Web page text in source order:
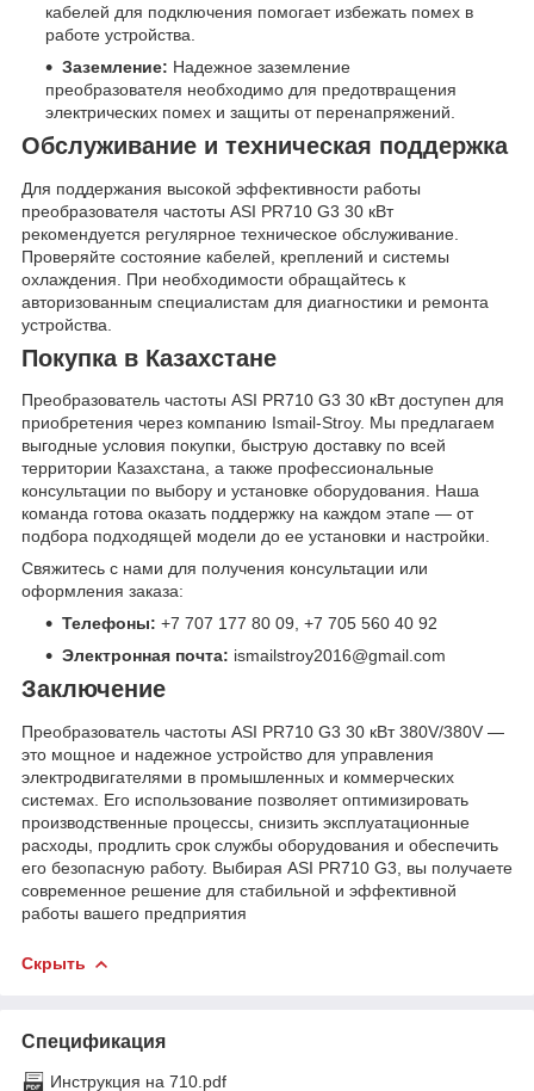
кабелей для подключения помогает избежать помех в
работе устройства.
Заземление: Надежное заземление
преобразователя необходимо для предотвращения
электрических помех и защиты от перенапряжений.
Обслуживание и техническая поддержка
Для поддержания высокой эффективности работы
преобразователя частоты ASI PR710 G3 30 кВт
рекомендуется регулярное техническое обслуживание.
Проверяйте состояние кабелей, креплений и системы
охлаждения. При необходимости обращайтесь к
авторизованным специалистам для диагностики и ремонта
устройства.
Покупка в Казахстане
Преобразователь частоты ASI PR710 G3 30 кВт доступен для
приобретения через компанию Ismail-Stroy. Мы предлагаем
выгодные условия покупки, быструю доставку по всей
территории Казахстана, а также профессиональные
консультации по выбору и установке оборудования. Наша
команда готова оказать поддержку на каждом этапе — от
подбора подходящей модели до ее установки и настройки.
Свяжитесь с нами для получения консультации или
оформления заказа:
Телефоны: +7 707 177 80 09, +7 705 560 40 92
Электронная почта: ismailstroy2016@gmail.com
Заключение
Преобразователь частоты ASI PR710 G3 30 кВт 380V/380V —
это мощное и надежное устройство для управления
электродвигателями в промышленных и коммерческих
системах. Его использование позволяет оптимизировать
производственные процессы, снизить эксплуатационные
расходы, продлить срок службы оборудования и обеспечить
его безопасную работу. Выбирая ASI PR710 G3, вы получаете
современное решение для стабильной и эффективной
работы вашего предприятия
Скрыть
Спецификация
Инструкция на 710.pdf